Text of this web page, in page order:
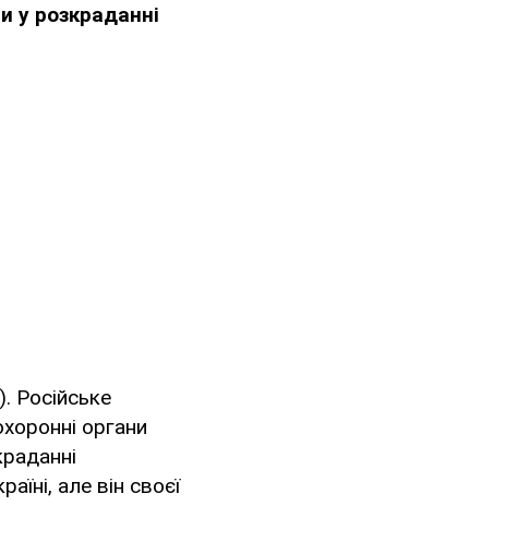
у розкраданні
Російське
органи
але він своєї